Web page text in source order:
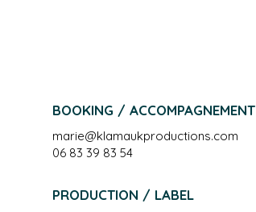
BOOKING / ACCOMPAGNEMENT
marie@klamaukproductions.com
06 83 39 83 54
PRODUCTION / LABEL